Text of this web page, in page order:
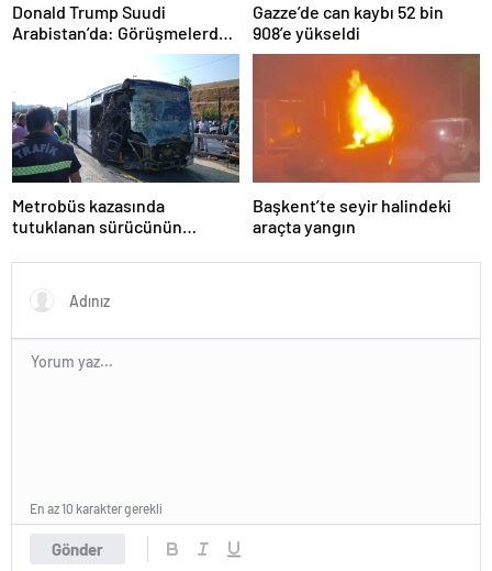
Donald Trump Suudi
Arabistan’da: Görüşmelerde
Gazze’de can kaybı 52 bin
908’e yükseldi
Metrobüs kazasında
tutuklanan sürücünün
Başkent’te seyir halindeki
araçta yangın
Gönder
En az 10 karakter gerekli